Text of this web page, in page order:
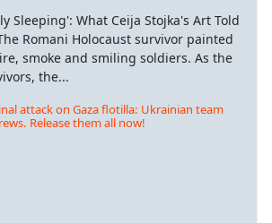
Sleeping': What Ceija Stojka's Art Told
Romani Holocaust survivor painted
smoke and smiling soldiers. As the
the...
attack on Gaza flotilla: Ukrainian team
Release them all now!